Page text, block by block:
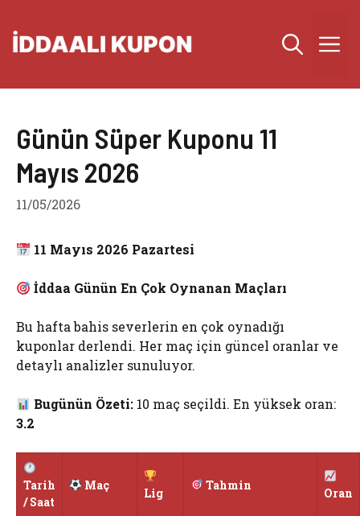
atla
Günün Süper Kuponu 11
Mayıs 2026
11/05/2026
11 Mayıs 2026 Pazartesi
İddaa Günün En Çok Oynanan Maçları
Bu hafta bahis severlerin en çok oynadığı
kuponlar derlendi. Her maç için güncel oranlar ve
detaylı analizler sunuluyor.
Bugünün Özeti: 10 maç seçildi. En yüksek oran:
3.2
Tarih
/ Saat
Maç
Lig
Tahmin
Oran